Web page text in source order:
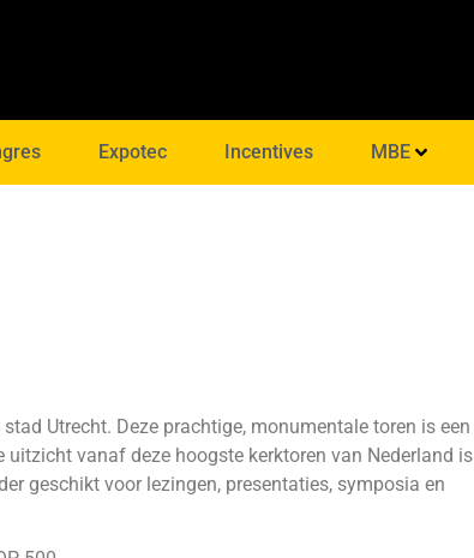
Expotec Incentives MBE
Utrecht. Deze prachtige, monumentale toren is een
vanaf deze hoogste kerktoren van Nederland is
geschikt voor lezingen, presentaties, symposia en